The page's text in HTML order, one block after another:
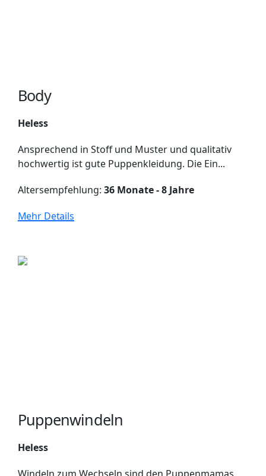
Body
Heless
Ansprechend in Stoff und Muster und qualitativ
hochwertig ist gute Puppenkleidung. Die Ein...
Altersempfehlung: 36 Monate - 8 Jahre
Mehr Details
Puppenwindeln
Heless